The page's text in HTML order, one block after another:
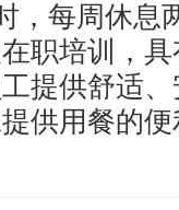
，每周休息
职培训，
提供舒适
供用餐的